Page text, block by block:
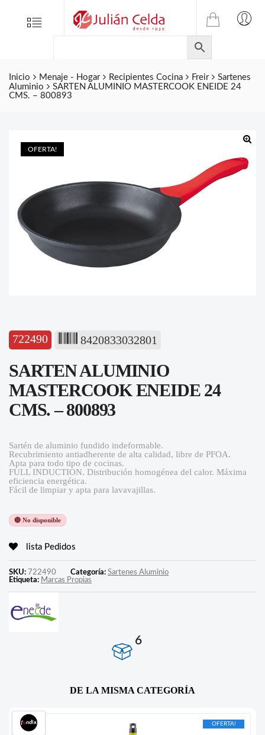
Menu
TIENDA
ONLINE
DE
JULIAN
CELDA
Inicio Menaje - Hogar Recipientes Cocina Freir
Sartenes
Aluminio
SARTEN ALUMINIO MASTERCOOK ENEIDE 24
CMS. – 800893
OFERTA!
722490 8420833032801
SARTEN ALUMINIO
MASTERCOOK ENEIDE 24
CMS. – 800893
Sartén de aluminio fundido indeformable.
Recubrimiento antiadherente de alta calidad, libre de PFOA.
Apta para todo tipo de cocinas.
FULL INDUCTION. Distribución homogénea del calor. Máxima
eficiencia energética.
Fácil de limpiar y apta para lavavajillas.
🔴 No disponible
lista Pedidos
SKU: 722490 Categoría: Sartenes Aluminio
Etiqueta: Marcas Propias
6
DE LA MISMA CATEGORÍA
OFERTA!
Folletos
Contacto